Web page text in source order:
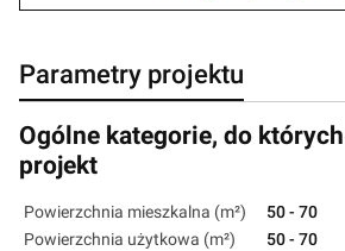
Parametry projektu
Ogólne kategorie, do
projekt
Powierzchnia mieszkalna (m²)
50 - 70
Powierzchnia użytkowa (m²)
50 - 70